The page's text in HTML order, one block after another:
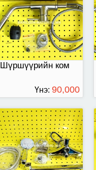
Шүршүүрийн ком
Үнэ: 90,000
ТӨГРӨГ
Шүршүүрийн ком
Угаалтуур ванны
бөглөөс төмөр